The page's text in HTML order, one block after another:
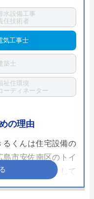
水設備工事
任技術者
気工事士
築士
祉住環境
ーディネーター
の理由
くんは住宅設備の
市安佐南区のトイ
。大きな特徴として
の10年保証が無料